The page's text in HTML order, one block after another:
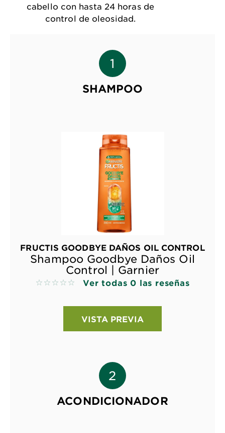
cabello con hasta 24 horas de
control de oleosidad.
SHAMPOO
FRUCTIS GOODBYE DAÑOS OIL CONTROL
Shampoo Goodbye Daños Oil
Control | Garnier
No reviews Ver todas 0 las reseñas
VISTA PREVIA
ACONDICIONADOR